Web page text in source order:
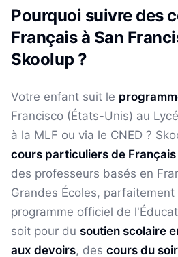
Pourquoi suivre des
Françaisà San
Skoolup ?
Votre enfant suit le
Francisco (États-Unis) au
à la MLF ou via le CNED ?
cours particuliers de Français
des professeurs basés en
Grandes Écoles, parfaitement
programme officiel de
soit pour du soutien scolaire
aux devoirs, des cours du soir